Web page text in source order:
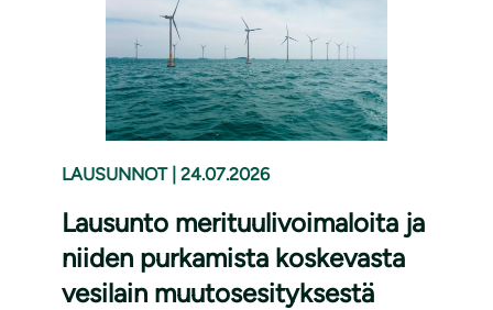
LAUSUNNOT 24.07.2026
Lausunto merituulivoimaloita ja
niiden purkamista koskevasta
vesilain muutosesityksestä